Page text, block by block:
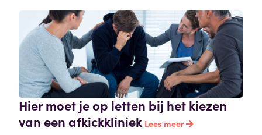
Hier moet je op letten bij het kiezen
van een afkickkliniek Lees meer